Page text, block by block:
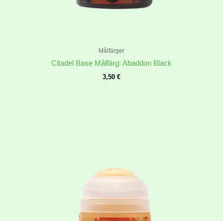
Målfärger
Citadel Base Målfärg: Abaddon Black
3,50 €